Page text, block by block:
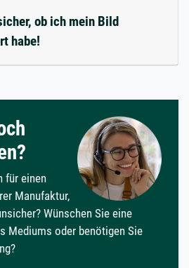
ob ich mein Bild
habe!
für einen
Manufaktur,
Wünschen Sie eine
Mediums oder benötigen Sie